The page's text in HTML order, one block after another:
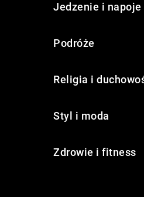
Jedzenie i napoje
Podróże
Religia i
Styl i moda
Zdrowie i fitness